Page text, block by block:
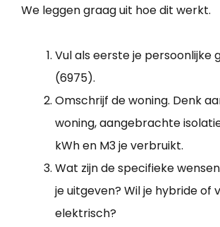
We leggen graag uit hoe dit werkt.
Vul als eerste je persoonlijke
(6975).
Omschrijf de woning. Denk
woning, aangebrachte
kWh en M3 je verbruikt.
Wat zijn de specifieke
je uitgeven? Wil je hybride of
elektrisch?